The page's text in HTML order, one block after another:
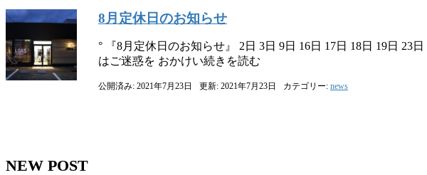
8月定休日のお知らせ
° 『8月定休日のお知らせ』 2日 3日 9日 16日 17日 18日 19日
はご迷惑を おかけい続きを読む
公開済み: 2021年7月23日 更新: 2021年7月23日 カテゴリー: news
NEW POST